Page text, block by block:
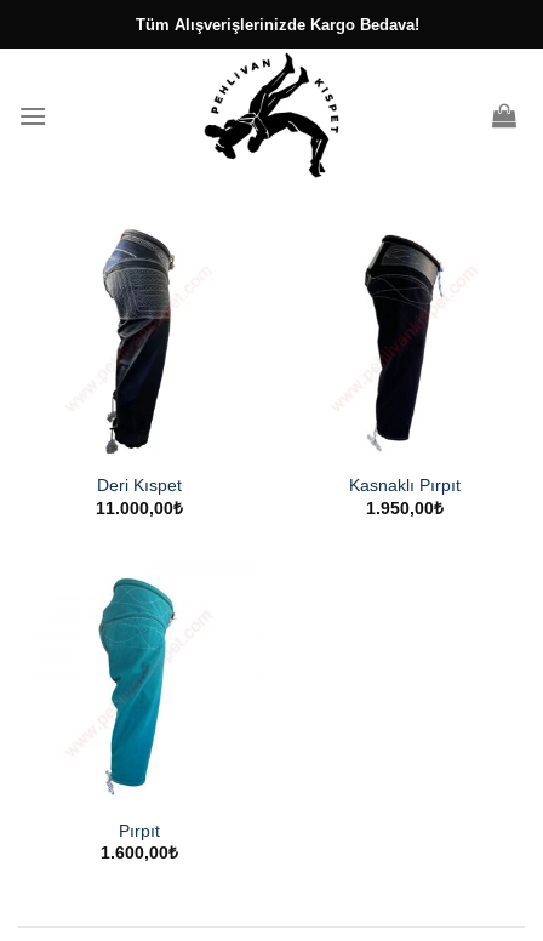
atla
Tüm Alışverişlerinizde Kargo Bedava!
Deri Kıspet
11.000,00₺
Kasnaklı Pırpıt
1.950,00₺
Pırpıt
1.600,00₺